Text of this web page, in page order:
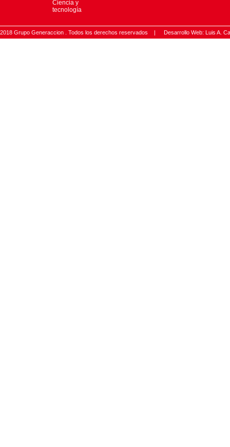
Ciencia y
tecnología
2018 Grupo Generaccion . Todos los derechos reservados | Desarrollo Web: Luis